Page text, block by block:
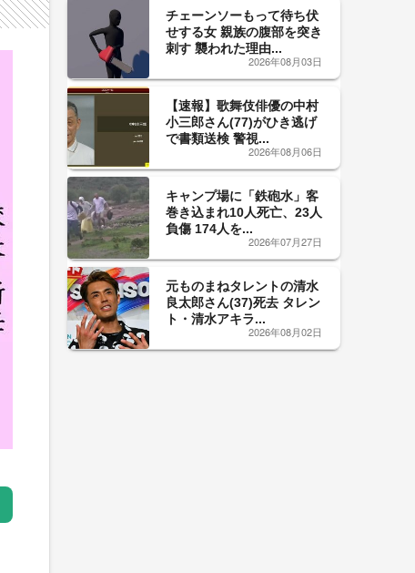
チェーンソーもって待ち伏
せする女 親族の腹部を突き
刺す 襲われた理由...
2026年08月03日
【速報】歌舞伎俳優の中村
小三郎さん(77)がひき逃げ
で書類送検 警視...
2026年08月06日
キャンプ場に「鉄砲水」客
巻き込まれ10人死亡、23人
負傷 174人を...
2026年07月27日
元ものまねタレントの清水
良太郎さん(37)死去 タレン
ト・清水アキラ...
2026年08月02日